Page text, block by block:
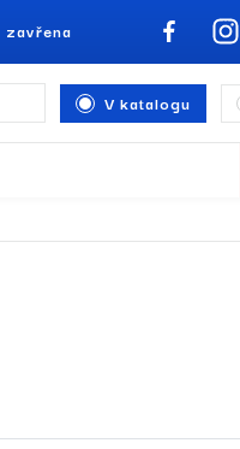
zavřena
V katalogu